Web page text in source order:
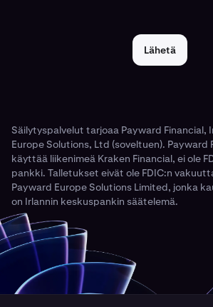
Lähetä
Säilytyspalvelut tarjoaa Payward Financial,
Europe Solutions, Ltd (soveltuen). Payward
käyttää liikenimeä Kraken Financial, ei ole
pankki. Talletukset eivät ole FDIC:n
Payward Europe Solutions Limited, jonka
on Irlannin keskuspankin säätelemä.